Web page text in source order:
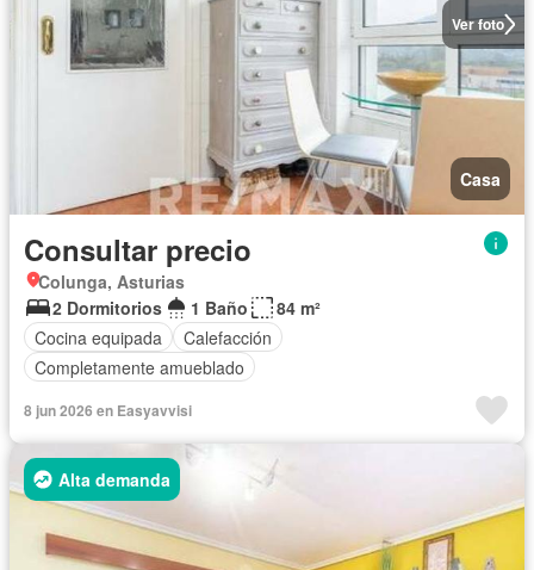
Ver foto
Casa
Consultar precio
Colunga, Asturias
2 Dormitorios
1 Baño
84 m²
Cocina equipada
Calefacción
Completamente amueblado
8 jun 2026 en Easyavvisi
Alta demanda